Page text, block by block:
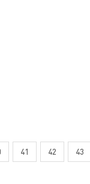
41 42 43